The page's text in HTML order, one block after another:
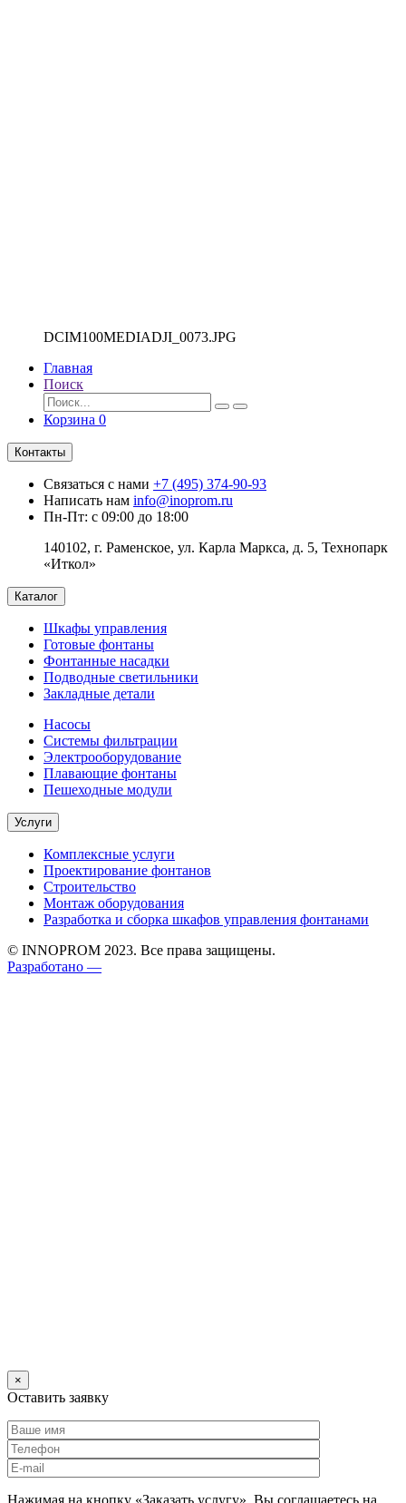
DCIM100MEDIADJI_0073.JPG
Главная
Поиск
Корзина 0
Контакты
Связаться с нами +7 (495) 374-90-93
Написать нам info@inoprom.ru
Пн-Пт: с 09:00 до 18:00
140102, г. Раменское, ул. Карла Маркса, д. 5, Технопарк
«Иткол»
Каталог
Шкафы управления
Готовые фонтаны
Фонтанные насадки
Подводные светильники
Закладные детали
Насосы
Системы фильтрации
Электрооборудование
Плавающие фонтаны
Пешеходные модули
Услуги
Комплексные услуги
Проектирование фонтанов
Строительство
Монтаж оборудования
Разработка и сборка шкафов управления фонтанами
© INNOPROM 2023. Все права защищены.
Разработано —
×
Оставить заявку
Нажимая на кнопку «Заказать услугу», Вы соглашаетесь на